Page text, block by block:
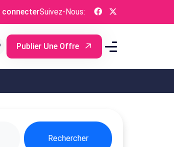
connecterSuivez-Nous:
Publier Une Offre
Rechercher